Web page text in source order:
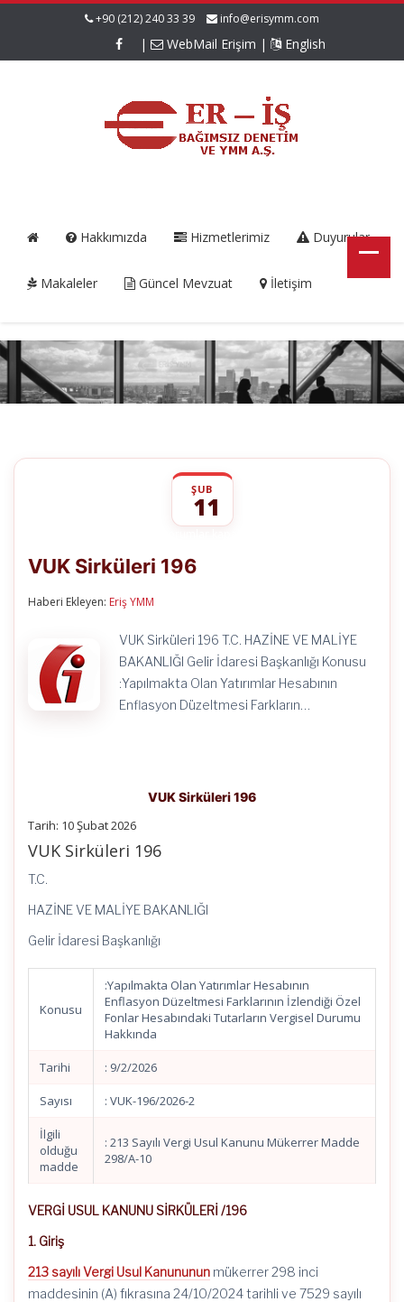
+90 (212) 240 33 39 info@erisymm.com
| WebMail Erişim | English
Hakkımızda Hizmetlerimiz Duyurular
Makaleler Güncel Mevzuat İletişim
ŞUB
11
196
için
VUK Sirküleri 196
Haberi Ekleyen: Eriş YMM
VUK Sirküleri 196 T.C. HAZİNE VE MALİYE
BAKANLIĞI Gelir İdaresi Başkanlığı Konusu
:Yapılmakta Olan Yatırımlar Hesabının
Enflasyon Düzeltmesi Farkların…
VUK Sirküleri 196
Tarih: 10 Şubat 2026
VUK Sirküleri 196
T.C.
HAZİNE VE MALİYE BAKANLIĞI
Gelir İdaresi Başkanlığı
Konusu
:Yapılmakta Olan Yatırımlar Hesabının
Enflasyon Düzeltmesi Farklarının İzlendiği Özel
Fonlar Hesabındaki Tutarların Vergisel Durumu
Hakkında
Tarihi : 9/2/2026
Sayısı : VUK-196/2026-2
İlgili
olduğu
madde
: 213 Sayılı Vergi Usul Kanunu Mükerrer Madde
298/A-10
VERGİ USUL KANUNU SİRKÜLERİ /196
1. Giriş
213 sayılı Vergi Usul Kanununun mükerrer 298 inci
maddesinin (A) fıkrasına 24/10/2024 tarihli ve 7529 sayılı